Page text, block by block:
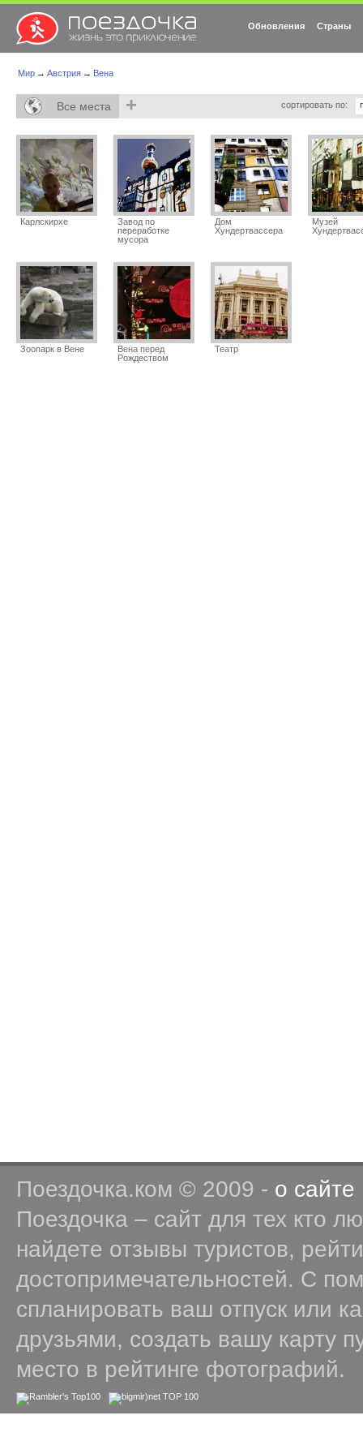
Обновления Страны
Мир → Австрия → Вена
Все места + сортировать по:
Карлскирхе
Завод по
переработке
мусора
Дом
Хундертвассера
Музей
Зоопарк в Вене
Вена перед
Рождеством
Театр
Поездочка.ком © 2009 - о сайте
Поездочка – сайт для тех кто
найдете отзывы туристов,
достопримечательностей. С
спланировать ваш отпуск или
друзьями, создать вашу карту
место в рейтинге фотографий.